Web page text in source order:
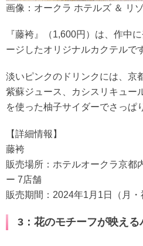
画像：オークラ ホテルズ ＆ リ
『藤袴』（1,600円）は、作中
ージしたオリジナルカクテルで
淡いピンクのドリンクには、京
紫蘇ジュース、カシスリキュー
を使った柚子サイダーでさっぱ
【詳細情報】
藤袴
販売場所：ホテルオークラ京都
ー 7店舗
販売期間：2024年1月1日（月・
3：花のモチーフが映える